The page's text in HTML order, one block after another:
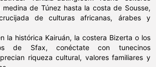
de Túnez hasta la costa de Sousse,
de culturas africanas, árabes y
la histórica Kairuán, la costera Bizerta o los
de Sfax, conéctate con tunecinos
riqueza cultural, valores familiares y